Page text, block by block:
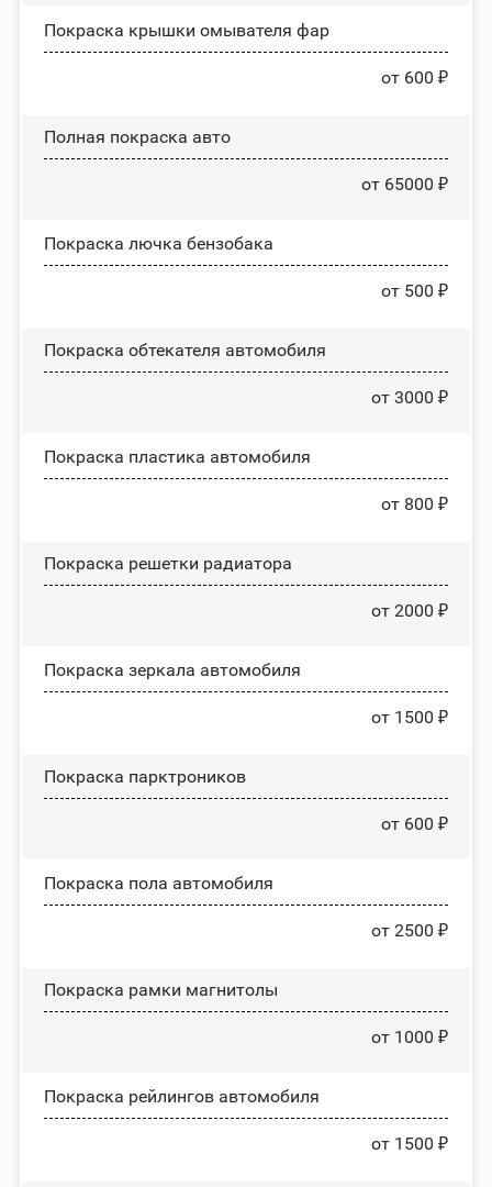
Покраска крышки омывателя фар
от 600 ₽
Полная покраска авто
от 65000 ₽
Покраска лючка бензобака
от 500 ₽
Покраска обтекателя автомобиля
от 3000 ₽
Покраска пластика автомобиля
от 800 ₽
Покраска решетки радиатора
от 2000 ₽
Покраска зеркала автомобиля
от 1500 ₽
Покраска парктроников
от 600 ₽
Покраска пола автомобиля
от 2500 ₽
Покраска рамки магнитолы
от 1000 ₽
Покраска рейлингов автомобиля
от 1500 ₽